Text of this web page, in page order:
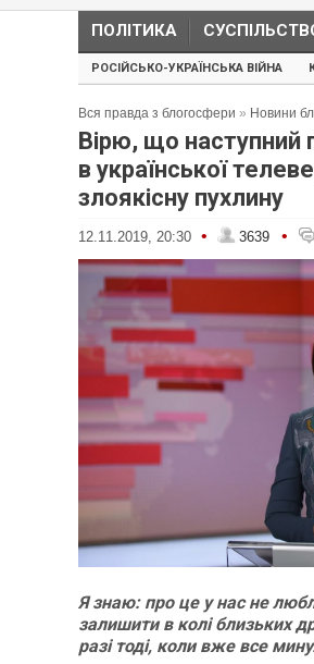
ПОЛІТИКА
РОСІЙСЬКО-УКРАЇНСЬКА ВІЙНА
Вся правда з блогосфери » Новини
Вірю, що наступний
в української
злоякісну пухлину
12.11.2019, 20:30 • 3639 •
Я знаю: про це у нас не
залишити в колі близьких
разі тоді, коли вже все